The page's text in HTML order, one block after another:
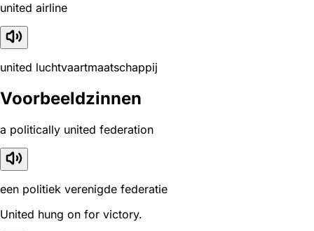
united airline
united luchtvaartmaatschappij
Voorbeeldzinnen
a politically united federation
een politiek verenigde federatie
United hung on for victory.